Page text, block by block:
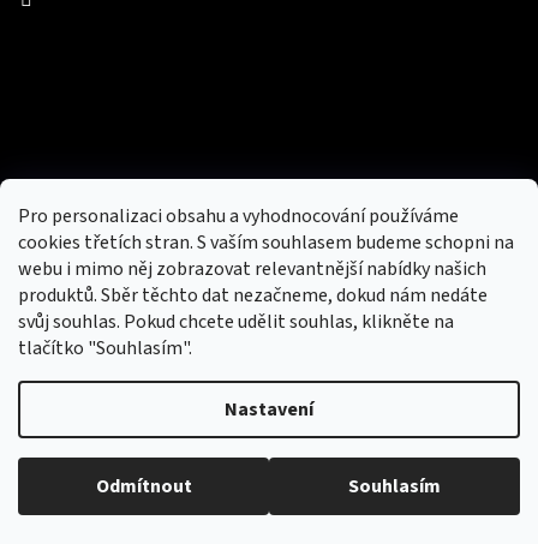
Pro personalizaci obsahu a vyhodnocování používáme
cookies třetích stran. S vaším souhlasem budeme schopni na
webu i mimo něj zobrazovat relevantnější nabídky našich
produktů. Sběr těchto dat nezačneme, dokud nám nedáte
svůj souhlas. Pokud chcete udělit souhlas, klikněte na
tlačítko "Souhlasím".
Nastavení
Odmítnout Souhlasím
Nový obchod s batohy, cestovními zavazadly, tašky a peněženky
Copyright 2026hotovebryle.cz
. Všechna práva